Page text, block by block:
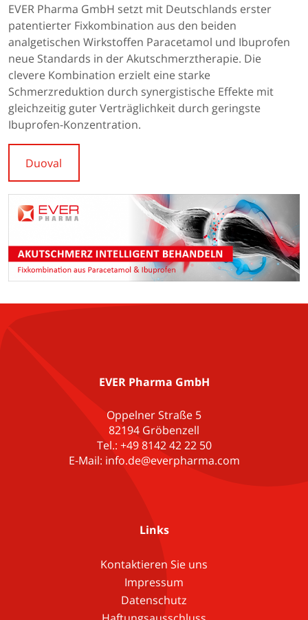
EVER Pharma GmbH setzt mit Deutschlands erster
patentierter Fixkombination aus den beiden
analgetischen Wirkstoffen Paracetamol und Ibuprofen
neue Standards in der Akutschmerztherapie. Die
clevere Kombination erzielt eine starke
Schmerzreduktion durch synergistische Effekte mit
gleichzeitig guter Verträglichkeit durch geringste
Ibuprofen-Konzentration.
Duoval
EVER Pharma GmbH
Oppelner Straße 5
82194 Gröbenzell
Tel.: +49 8142 42 22 50
E-Mail: info.de@everpharma.com
Links
Kontaktieren Sie uns
Impressum
Datenschutz